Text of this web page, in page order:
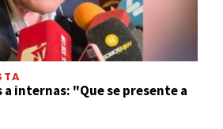
internas: "Que se presente a